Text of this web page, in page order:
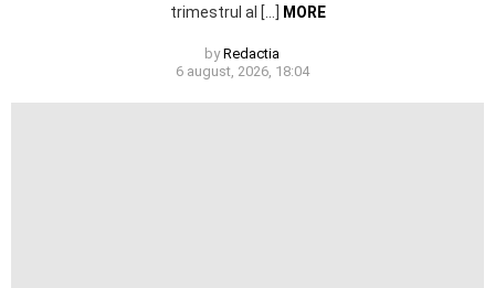
trimestrul al […]
MORE
by Redactia
6 august, 2026, 18:04